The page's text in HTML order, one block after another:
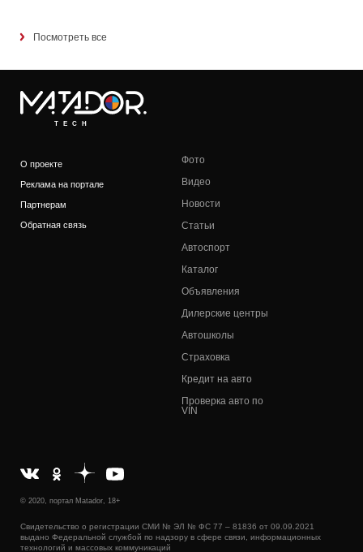
Посмотреть все
TECH
О проекте
Реклама на портале
Партнерам
Обратная связь
Фото
Видео
Новости
Статьи
Автоспорт
Каталог
Объявления
Дилерские центры
Автошколы
Страховка
Кредит на авто
Проверка авто по
VIN
© 2020, портал Matador, 18+
Свидетельство о регистрации СМИ № ЭЛ № ФС 77 – 81836 от 09.09.2021
выдано Федеральной службой по надзору в сфере связи, информационных
технологий и массовых коммуникаций